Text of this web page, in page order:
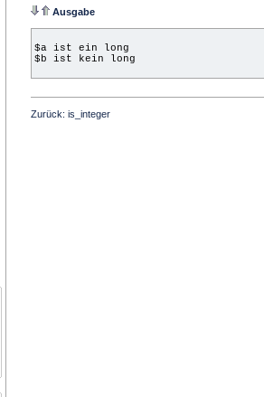
Ausgabe
$a ist ein long
$b ist kein long
Zurück: is_integer